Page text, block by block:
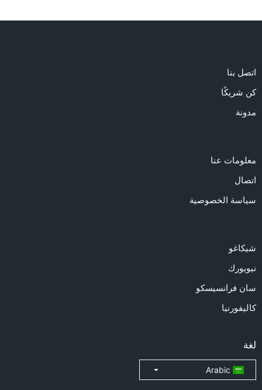
اتصل بنا
كن شريكًا
مدونة
معلومات عنا
اتصال
سياسة الخصوصية
شيكاغو
نيويورك
سان فرانسيسكو
كاليفورنيا
لغة